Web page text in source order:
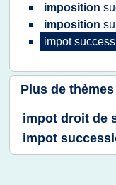
imposition
imposition
impot
Plus de
impot droit de
impot